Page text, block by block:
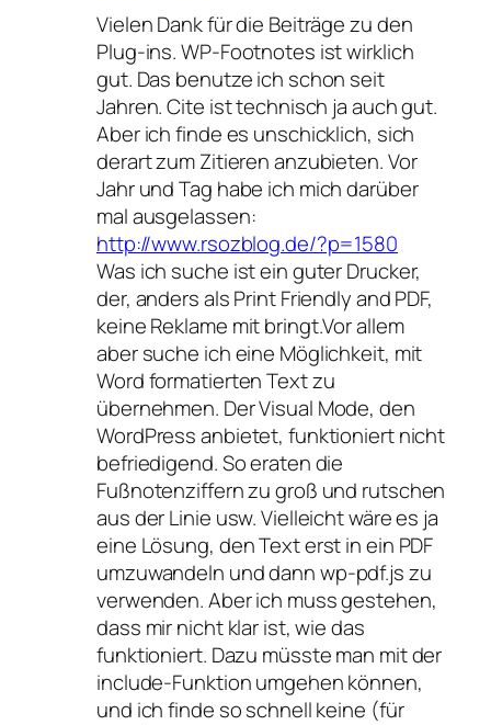
Vielen Dank für die Beiträge zu den
Plug-ins. WP-Footnotes ist wirklich
gut. Das benutze ich schon seit
Jahren. Cite ist technisch ja auch gut.
Aber ich finde es unschicklich, sich
derart zum Zitieren anzubieten. Vor
Jahr und Tag habe ich mich darüber
mal ausgelassen:
http://www.rsozblog.de/?p=1580
Was ich suche ist ein guter Drucker,
der, anders als Print Friendly and PDF,
keine Reklame mit bringt.Vor allem
aber suche ich eine Möglichkeit, mit
Word formatierten Text zu
übernehmen. Der Visual Mode, den
WordPress anbietet, funktioniert nicht
befriedigend. So eraten die
Fußnotenziffern zu groß und rutschen
aus der Linie usw. Vielleicht wäre es ja
eine Lösung, den Text erst in ein PDF
umzuwandeln und dann wp-pdf.js zu
verwenden. Aber ich muss gestehen,
dass mir nicht klar ist, wie das
funktioniert. Dazu müsste man mit der
include-Funktion umgehen können,
und ich finde so schnell keine (für